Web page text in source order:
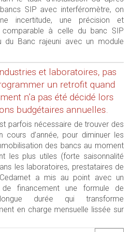
SIP avec interféromètre, on
incertitude, une précision et
comparable à celle du banc SIP
du Banc rajeuni avec un module
et laboratoires, pas
un retrofit quand
n’a pas été décidé lors
budgétaires annuelles.
parfois nécessaire de trouver des
cours d’année, pour diminuer les
des bancs au moment
les plus utiles (forte saisonnalité
les laboratoires, prestataires de
Cedarnet a mis au point avec un
de financement une formule de
durée qui transforme
en charge mensuelle lissée sur